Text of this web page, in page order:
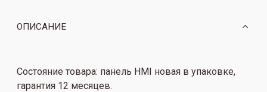
ОПИСАНИЕ
Состояние товара: панель HMI новая в упаковке,
гарантия 12 месяцев.